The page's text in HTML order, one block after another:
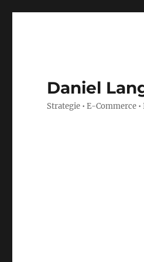
Daniel
Strategie • E-Commerce